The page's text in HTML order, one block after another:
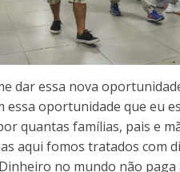
dar essa nova
essa oportunidade que eu
quantas famílias, pais e
aqui fomos tratados com
no mundo não paga